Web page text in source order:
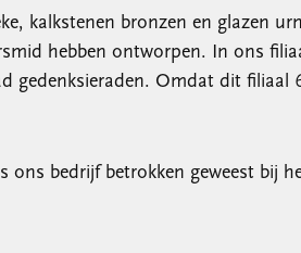
kalkstenen bronzen en glazen
hebben ontworpen. In ons
gedenksieraden. Omdat dit filiaal
ons bedrijf betrokken geweest bij